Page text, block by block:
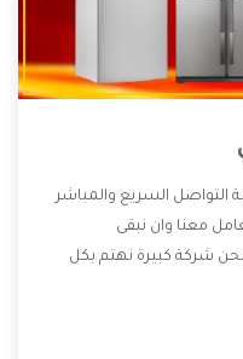
السريع والمباشر
معنا وان نبقى
شركة كبيرة نهتم بكل
التى تكون من أهم